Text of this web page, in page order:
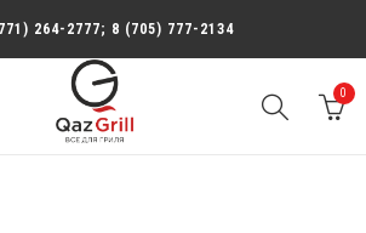
264-2777; 8 (705) 777-2134
0